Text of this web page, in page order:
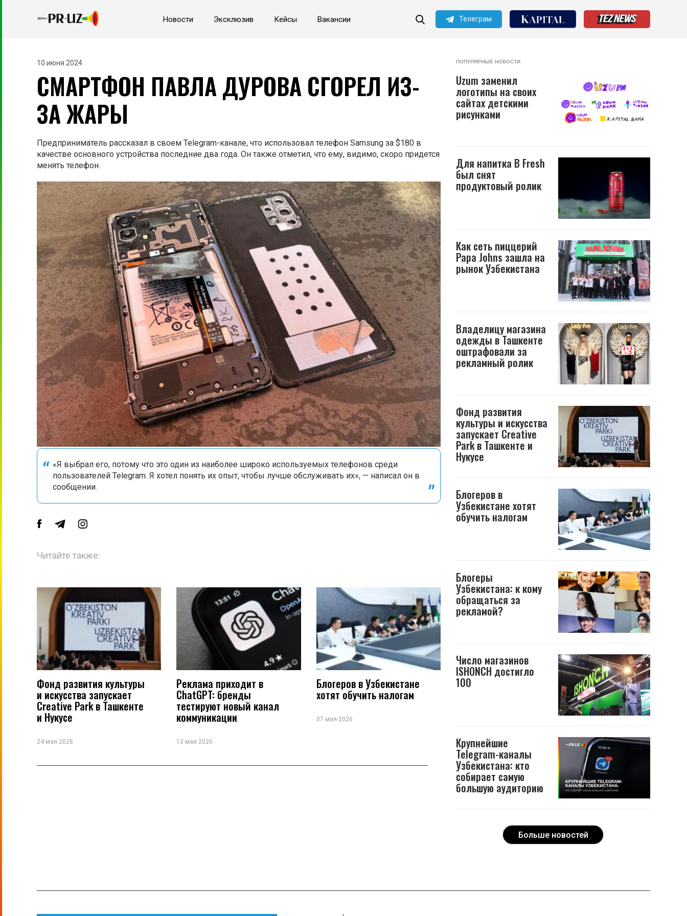
Новости Эксклюзив Кейсы Вакансии Телеграм
Читайте главные новости
10 июня 2024
СМАРТФОН ПАВЛА ДУРОВА СГОРЕЛ ИЗ-
ЗА ЖАРЫ
Предприниматель рассказал в своем Telegram-канале, что использовал телефон Samsung за $180 в
качестве основного устройства последние два года. Он также отметил, что ему, видимо, скоро придется
менять телефон.
«Я выбрал его, потому что это один из наиболее широко используемых телефонов среди
пользователей Telegram. Я хотел понять их опыт, чтобы лучше обслуживать их», — написал он в
сообщении.
Читайте также:
Фонд развития культуры
и искусства запускает
Creative Park в Ташкенте
и Нукусе
24 мая 2026
Реклама приходит в
ChatGPT: бренды
тестируют новый канал
коммуникации
13 мая 2026
Блогеров в Узбекистане
хотят обучить налогам
07 мая 2026
ПОПУЛЯРНЫЕ НОВОСТИ
Uzum заменил
логотипы на своих
сайтах детскими
рисунками
Для напитка B Fresh
был снят
продуктовый ролик
Как сеть пиццерий
Papa Johns зашла на
рынок Узбекистана
Владелицу магазина
одежды в Ташкенте
оштрафовали за
рекламный ролик
Фонд развития
культуры и искусства
запускает Creative
Park в Ташкенте и
Нукусе
Блогеров в
Узбекистане хотят
обучить налогам
Блогеры
Узбекистана: к кому
обращаться за
рекламой?
Число магазинов
ISHONCH достигло
100
Крупнейшие
Telegram-каналы
Узбекистана: кто
собирает самую
большую аудиторию
Больше новостей